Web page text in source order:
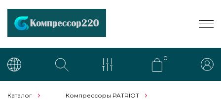
0
Каталог
Компрессоры PATRIOT